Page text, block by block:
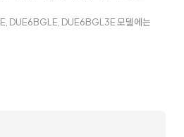
DUE6BGLE, DUE6BGL3E 모델에는